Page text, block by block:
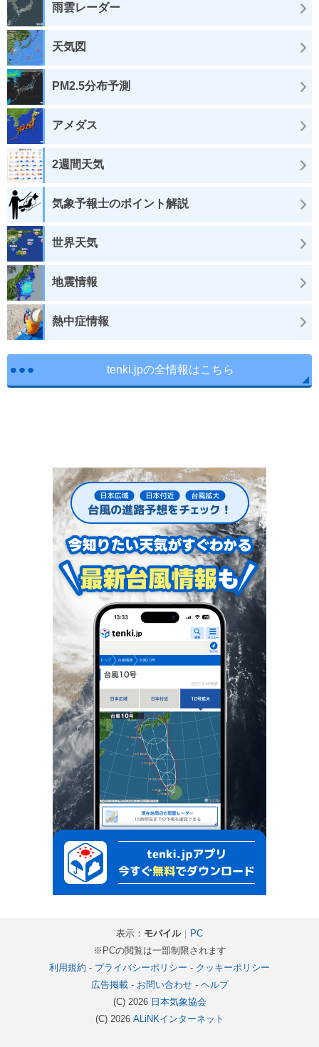
雨雲レーダー
天気図
PM2.5分布予測
アメダス
2週間天気
気象予報士のポイント解説
世界天気
地震情報
熱中症情報
tenki.jpの全情報はこちら
表示： モバイル｜ PC
※PCの閲覧は一部制限されます
利用規約 - プライバシーポリシー - クッキーポリシー
広告掲載- お問い合わせ- ヘルプ
(C) 2026 日本気象協会
(C) 2026 ALiNKインターネット